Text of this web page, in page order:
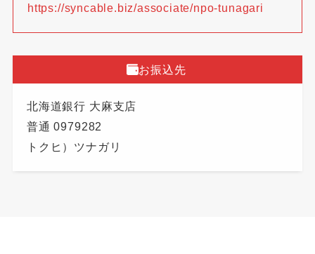
https://syncable.biz/associate/npo-tunagari
お振込先
北海道銀行 大麻支店
普通 0979282
トクヒ）ツナガリ